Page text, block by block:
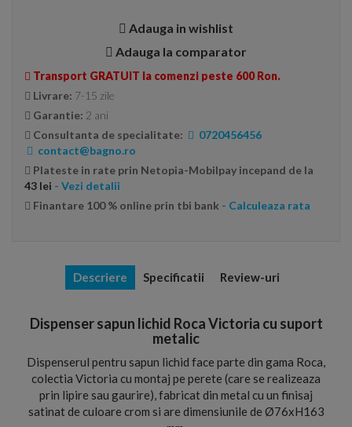
Adauga in wishlist
Adauga la comparator
Transport GRATUIT la comenzi peste 600 Ron.
Livrare: 7-15 zile
Garantie: 2 ani
Consultanta de specialitate:
0720456456
contact@bagno.ro
Plateste in rate prin Netopia-Mobilpay incepand de la
43 lei - Vezi detalii
Finantare 100 % online prin tbi bank - Calculeaza rata
Descriere Specificatii Review-uri
Dispenser sapun lichid Roca Victoria cu suport
metalic
Dispenserul pentru sapun lichid face parte din gama Roca,
colectia Victoria cu montaj pe perete (care se realizeaza
prin lipire sau gaurire), fabricat din metal cu un finisaj
satinat de culoare crom si are dimensiunile de Ø76xH163